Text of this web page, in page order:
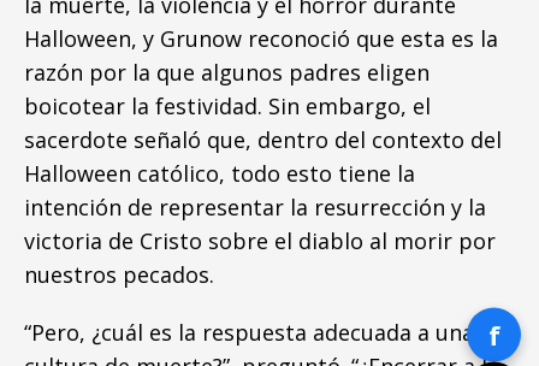
Halloween, y Grunow reconoció que esta es la
razón por la que algunos padres eligen
boicotear la festividad. Sin embargo, el
sacerdote señaló que, dentro del contexto del
Halloween católico, todo esto tiene la
intención de representar la resurrección y la
victoria de Cristo sobre el diablo al morir por
nuestros pecados.
“Pero, ¿cuál es la respuesta adecuada a una
f